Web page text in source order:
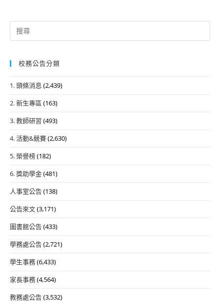
Search
for:
校務公告分類
1. 頭條消息 (2,439)
2. 新生專區 (163)
3. 教師研習 (493)
4. 活動&競賽(2,630)
5. 榮譽榜(182)
6. 獎助學金(481)
人事室公告(138)
公告來文(3,171)
圖書館公告(433)
學務處公告(2,721)
學生事務(6,433)
家長事務(4,564)
教務處公告(3,532)